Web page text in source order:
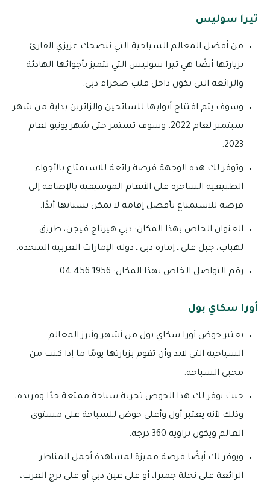
تيرا سوليس
من أفضل المعالم السياحية التي ننصحك عزيزي القارئ
بزيارتها أيضًا هي تيرا سوليس التي تتميز بأجوائها الهادئة
والرائعة التي تكون داخل قلب صحراء دبي.
وسوف يتم افتتاح أبوابها للسائحين والزائرين بداية من شهر
سبتمبر لعام 2022، وسوف تستمر حتى شهر يونيو لعام
2023.
وتوفر لك هذه الوجهة فرصة رائعة للاستمتاع بالأجواء
الطبيعية الساحرة على الأنغام الموسيقية بالإضافة إلى
فرصة للاستمتاع بأفضل إقامة لا يمكن نسيانها أبدًا.
العنوان الخاص بهذا المكان: دبي هيرتاج فيجن، طريق
لهباب، جبل علي ـ إمارة دبي ـ دولة الإمارات العربية المتحدة.
رقم التواصل الخاص بهذا المكان: 1956 456 04.
أورا سكاي بول
يعتبر حوض أورا سكاي بول من أشهر وأبرز المعالم
السياحية التي لابد وأن تقوم بزيارتها يومًا ما إذا كنت من
محبي السباحة.
حيث يوفر لك هذا الحوض تجربة سباحة ممتعة جدًا وفريدة،
وذلك لأنه يعتبر أول وأعلى حوض للسباحة على مستوى
العالم ويكون بزاوية 360 درجة.
ويوفر لك أيضًا فرصة مميزة لمشاهدة أجمل المناظر
الرائعة على نخلة جميرا، أو على عين دبي أو على برج العرب،